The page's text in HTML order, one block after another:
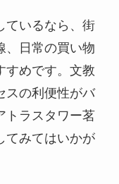
ているなら、街
、日常の買い物
すめです。文教
スの利便性がバ
トラスタワー茗
てみてはいかが